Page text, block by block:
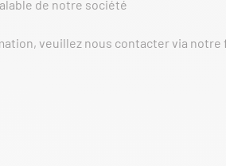
de notre société
veuillez nous contacter via